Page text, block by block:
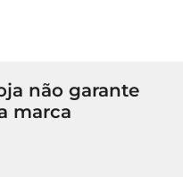
não garante
marca